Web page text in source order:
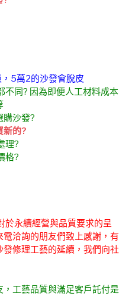
5萬2的沙發會脫皮
不同? 因為即便人工材料成本
購沙發?
新的?
理?
格?
於永續經營與品質要求的呈
洽詢的朋友們致上感謝，有
修理工藝的延續，我們向社
工藝品質與滿足客戶託付是